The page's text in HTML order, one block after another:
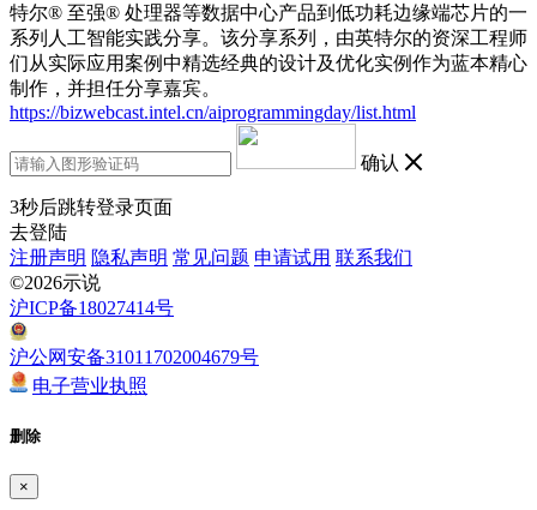
特尔® 至强® 处理器等数据中心产品到低功耗边缘端芯片的一
系列人工智能实践分享。该分享系列，由英特尔的资深工程师
们从实际应用案例中精选经典的设计及优化实例作为蓝本精心
制作，并担任分享嘉宾。
https://bizwebcast.intel.cn/aiprogrammingday/list.html
确认
3秒后跳转登录页面
去登陆
注册声明 隐私声明 常见问题 申请试用 联系我们
©2026示说
沪ICP备18027414号
沪公网安备31011702004679号
电子营业执照
删除
×